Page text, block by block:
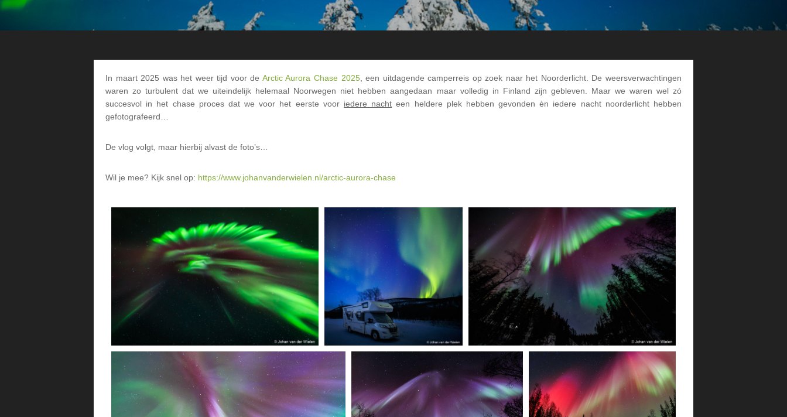
In maart 2025 was het weer tijd voor de Arctic Aurora Chase 2025, een uitdagende camperreis op zoek naar het Noorderlicht. De weersverwachtingen
waren zo turbulent dat we uiteindelijk helemaal Noorwegen niet hebben aangedaan maar volledig in Finland zijn gebleven. Maar we waren wel zó
succesvol in het chase proces dat we voor het eerste voor iedere nacht een heldere plek hebben gevonden èn iedere nacht noorderlicht hebben
gefotografeerd…
De vlog volgt, maar hierbij alvast de foto’s…
Wil je mee? Kijk snel op: https://www.johanvanderwielen.nl/arctic-aurora-chase